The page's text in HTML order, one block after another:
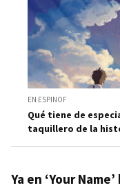
EN ESPINOF
Qué tiene de
taquillero de la
Ya en ‘Your